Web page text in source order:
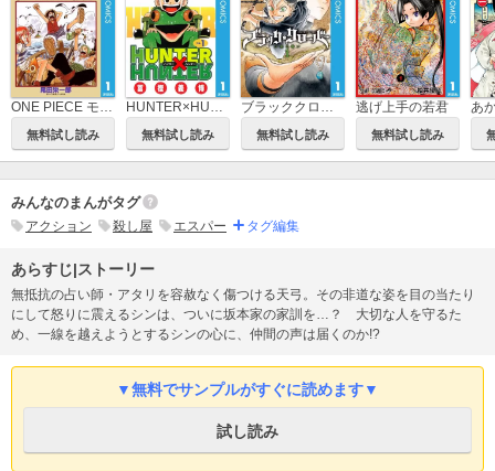
ONE PIECE モノクロ版
無料試し読み
HUNTER×HUNTER モノクロ版
無料試し読み 無料試し読み
逃げ上手の若君
無料試し読み
あ
みんなのまんがタグ
アクション 殺し屋 エスパー タグ編集
あらすじ|ストーリー
無抵抗の占い師・アタリを容赦なく傷つける天弓。その非道な姿を目の当たり
にして怒りに震えるシンは、ついに坂本家の家訓を…？ 大切な人を守るた
め、一線を越えようとするシンの心に、仲間の声は届くのか!?
▼無料でサンプルがすぐに読めます▼
試し読み